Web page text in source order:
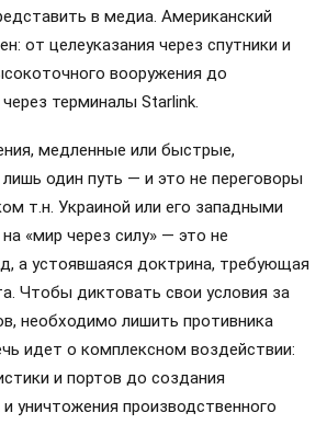
в медиа. Американский
от целеуказания через спутники и
вооружения до
терминалы Starlink.
медленные или быстрые,
один путь — и это не переговоры
т.н. Украиной или его западными
«мир через силу» — это не
а устоявшаяся доктрина, требующая
Чтобы диктовать свои условия за
необходимо лишить противника
идет о комплексном воздействии:
и портов до создания
уничтожения производственного